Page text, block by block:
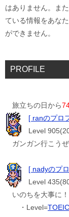
はありません。ま
ている情報をあな
ができません。
PROFILE
旅立ちの日から
[ ranのプロ
Level
ガンガン行こうぜ
[ nadyのプ
Level
いのちを大事に！
・Level=